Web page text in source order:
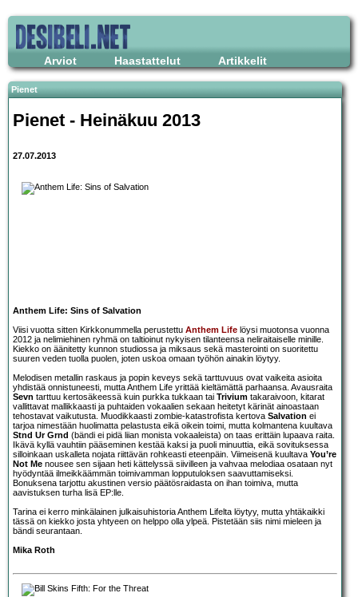
Arviot Haastattelut Artikkelit
Pienet
Pienet - Heinäkuu 2013
27.07.2013
Anthem Life: Sins of Salvation
Viisi vuotta sitten Kirkkonummella perustettu Anthem Life löysi muotonsa vuonna
2012 ja nelimiehinen ryhmä on taltioinut nykyisen tilanteensa neliraitaiselle minille.
Kiekko on äänitetty kunnon studiossa ja miksaus sekä masterointi on suoritettu
suuren veden tuolla puolen, joten uskoa omaan työhön ainakin löytyy.
Melodisen metallin raskaus ja popin keveys sekä tarttuvuus ovat vaikeita asioita
yhdistää onnistuneesti, mutta Anthem Life yrittää kieltämättä parhaansa. Avausraita
Sevn tarttuu kertosäkeessä kuin purkka tukkaan tai Trivium takaraivoon, kitarat
vallittavat mallikkaasti ja puhtaiden vokaalien sekaan heitetyt kärinät ainoastaan
tehostavat vaikutusta. Muodikkaasti zombie-katastrofista kertova Salvation ei
tarjoa nimestään huolimatta pelastusta eikä oikein toimi, mutta kolmantena kuultava
Stnd Ur Grnd (bändi ei pidä liian monista vokaaleista) on taas erittäin lupaava raita.
Ikävä kyllä vauhtiin pääseminen kestää kaksi ja puoli minuuttia, eikä sovituksessa
silloinkaan uskalleta nojata riittävän rohkeasti eteenpäin. Viimeisenä kuultava You’re
Not Me nousee sen sijaan heti kättelyssä siivilleen ja vahvaa melodiaa osataan nyt
hyödyntää ilmeikkäämmän toimivamman lopputuloksen saavuttamiseksi.
Bonuksena tarjottu akustinen versio päätösraidasta on ihan toimiva, mutta
aavistuksen turha lisä EP:lle.
Tarina ei kerro minkälainen julkaisuhistoria Anthem Lifelta löytyy, mutta yhtäkaikki
tässä on kiekko josta yhtyeen on helppo olla ylpeä. Pistetään siis nimi mieleen ja
bändi seurantaan.
Mika Roth